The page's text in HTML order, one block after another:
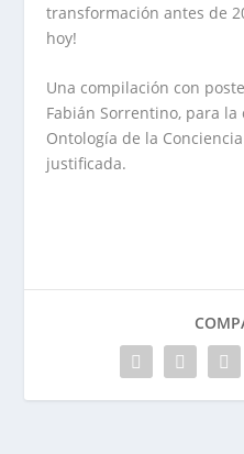
transformación antes de
hoy!
Una compilación con
Fabián Sorrentino, para
Ontología de la
justificada.